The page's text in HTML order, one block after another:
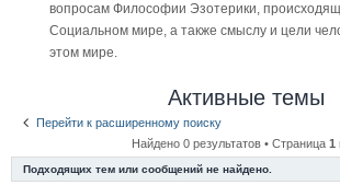
вопросам Философии Эзотерики,
Социальном мире, а также смыслу и цели
этом мире.
Активные темы
Перейти к расширенному поиску
Найдено 0 результатов • Страница 1
Подходящих тем или сообщений не найдено.